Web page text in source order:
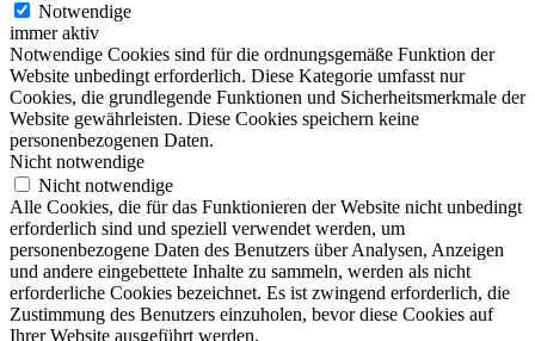
Notwendige
immer aktiv
Notwendige Cookies sind für die ordnungsgemäße Funktion der
Website unbedingt erforderlich. Diese Kategorie umfasst nur
Cookies, die grundlegende Funktionen und Sicherheitsmerkmale der
Website gewährleisten. Diese Cookies speichern keine
personenbezogenen Daten.
Nicht notwendige
Nicht notwendige
Alle Cookies, die für das Funktionieren der Website nicht unbedingt
erforderlich sind und speziell verwendet werden, um
personenbezogene Daten des Benutzers über Analysen, Anzeigen
und andere eingebettete Inhalte zu sammeln, werden als nicht
erforderliche Cookies bezeichnet. Es ist zwingend erforderlich, die
Zustimmung des Benutzers einzuholen, bevor diese Cookies auf
Ihrer Website ausgeführt werden.